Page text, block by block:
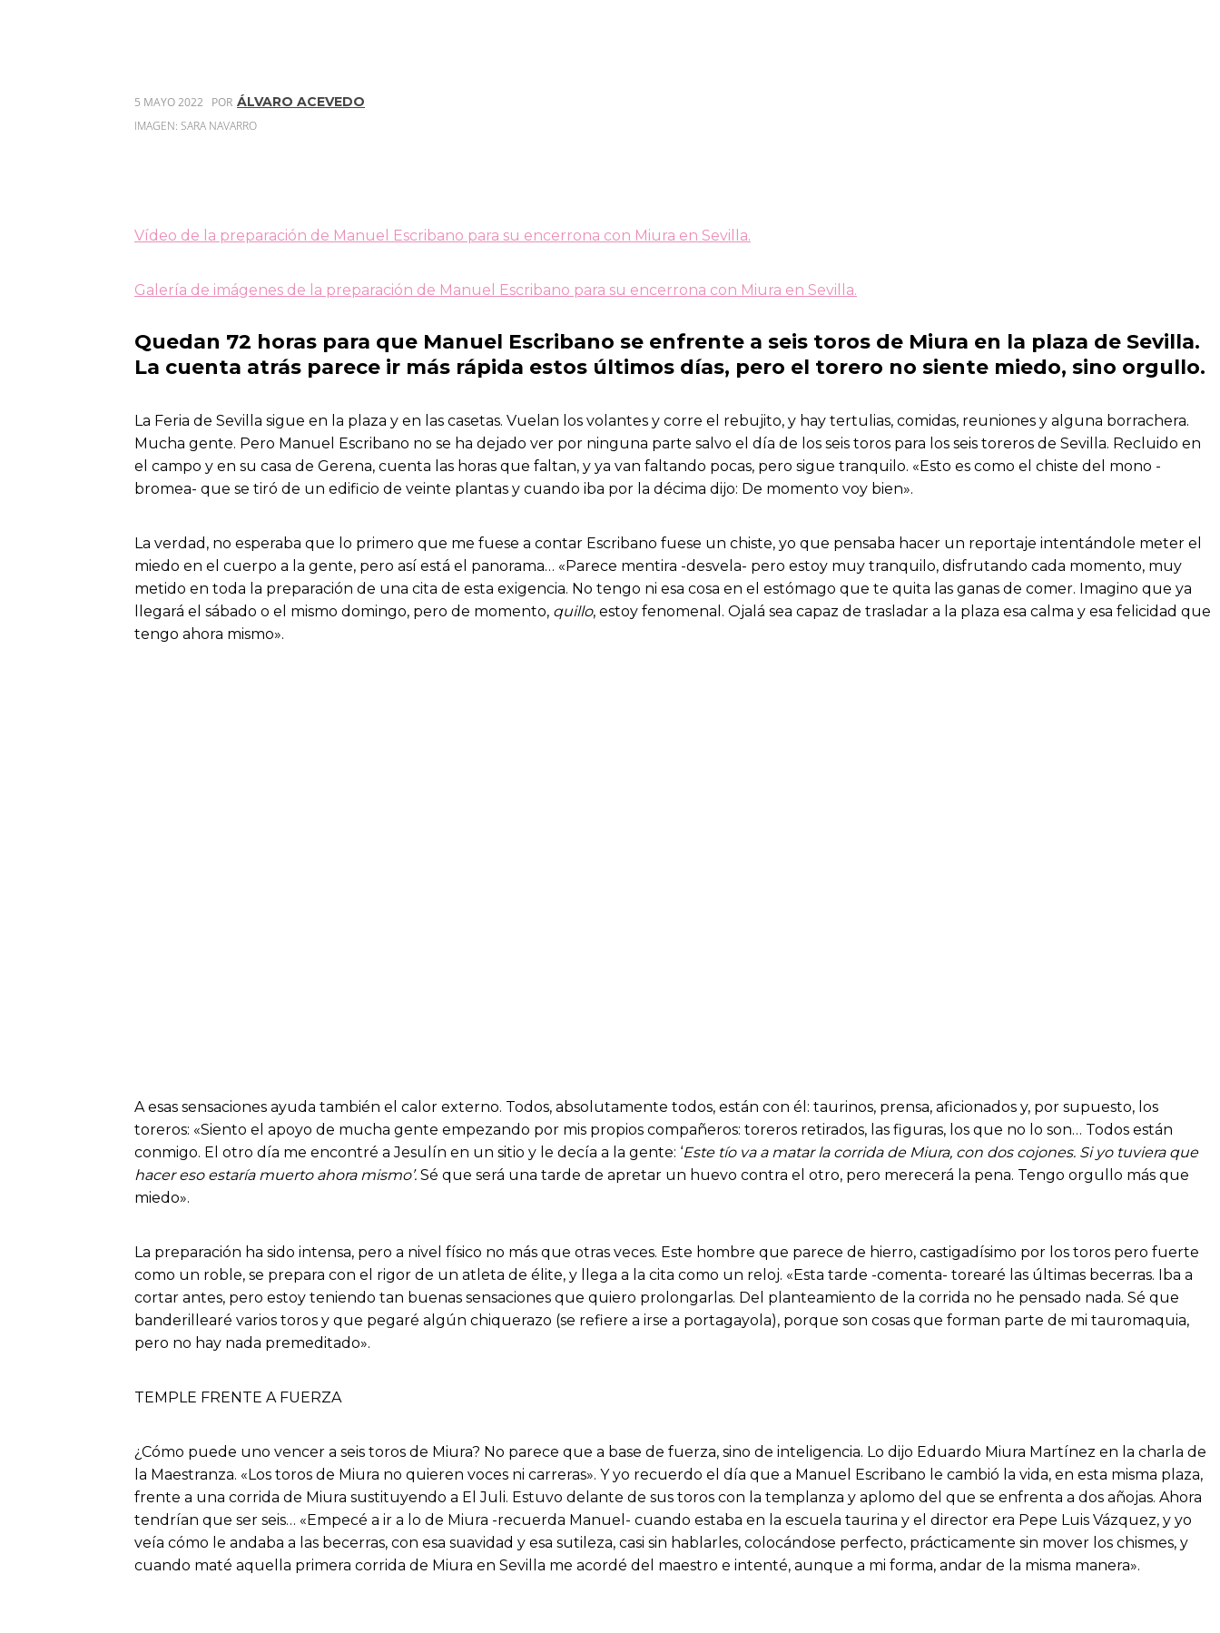
5 MAYO 2022 POR ÁLVARO ACEVEDO
IMAGEN: SARA NAVARRO
Vídeo de la preparación de Manuel Escribano para su encerrona con Miura en Sevilla.
Galería de imágenes de la preparación de Manuel Escribano para su encerrona con Miura en Sevilla.
Quedan 72 horas para que Manuel Escribano se enfrente a seis toros de Miura en la plaza de Sevilla.
La cuenta atrás parece ir más rápida estos últimos días, pero el torero no siente miedo, sino orgullo.
La Feria de Sevilla sigue en la plaza y en las casetas. Vuelan los volantes y corre el rebujito, y hay tertulias, comidas, reuniones y alguna borrachera.
Mucha gente. Pero Manuel Escribano no se ha dejado ver por ninguna parte salvo el día de los seis toros para los seis toreros de Sevilla. Recluido en
el campo y en su casa de Gerena, cuenta las horas que faltan, y ya van faltando pocas, pero sigue tranquilo. «Esto es como el chiste del mono -
bromea- que se tiró de un edificio de veinte plantas y cuando iba por la décima dijo: De momento voy bien».
La verdad, no esperaba que lo primero que me fuese a contar Escribano fuese un chiste, yo que pensaba hacer un reportaje intentándole meter el
miedo en el cuerpo a la gente, pero así está el panorama… «Parece mentira -desvela- pero estoy muy tranquilo, disfrutando cada momento, muy
metido en toda la preparación de una cita de esta exigencia. No tengo ni esa cosa en el estómago que te quita las ganas de comer. Imagino que ya
llegará el sábado o el mismo domingo, pero de momento, quillo, estoy fenomenal. Ojalá sea capaz de trasladar a la plaza esa calma y esa felicidad que
tengo ahora mismo».
A esas sensaciones ayuda también el calor externo. Todos, absolutamente todos, están con él: taurinos, prensa, aficionados y, por supuesto, los
toreros: «Siento el apoyo de mucha gente empezando por mis propios compañeros: toreros retirados, las figuras, los que no lo son… Todos están
conmigo. El otro día me encontré a Jesulín en un sitio y le decía a la gente: ‘Este tío va a matar la corrida de Miura, con dos cojones. Si yo tuviera que
hacer eso estaría muerto ahora mismo’. Sé que será una tarde de apretar un huevo contra el otro, pero merecerá la pena. Tengo orgullo más que
miedo».
La preparación ha sido intensa, pero a nivel físico no más que otras veces. Este hombre que parece de hierro, castigadísimo por los toros pero fuerte
como un roble, se prepara con el rigor de un atleta de élite, y llega a la cita como un reloj. «Esta tarde -comenta- torearé las últimas becerras. Iba a
cortar antes, pero estoy teniendo tan buenas sensaciones que quiero prolongarlas. Del planteamiento de la corrida no he pensado nada. Sé que
banderillearé varios toros y que pegaré algún chiquerazo (se refiere a irse a portagayola), porque son cosas que forman parte de mi tauromaquia,
pero no hay nada premeditado».
TEMPLE FRENTE A FUERZA
¿Cómo puede uno vencer a seis toros de Miura? No parece que a base de fuerza, sino de inteligencia. Lo dijo Eduardo Miura Martínez en la charla de
la Maestranza. «Los toros de Miura no quieren voces ni carreras». Y yo recuerdo el día que a Manuel Escribano le cambió la vida, en esta misma plaza,
frente a una corrida de Miura sustituyendo a El Juli. Estuvo delante de sus toros con la templanza y aplomo del que se enfrenta a dos añojas. Ahora
tendrían que ser seis… «Empecé a ir a lo de Miura -recuerda Manuel- cuando estaba en la escuela taurina y el director era Pepe Luis Vázquez, y yo
veía cómo le andaba a las becerras, con esa suavidad y esa sutileza, casi sin hablarles, colocándose perfecto, prácticamente sin mover los chismes, y
cuando maté aquella primera corrida de Miura en Sevilla me acordé del maestro e intenté, aunque a mi forma, andar de la misma manera».